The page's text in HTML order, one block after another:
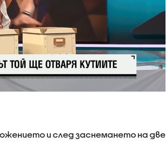
и след заснемането на две